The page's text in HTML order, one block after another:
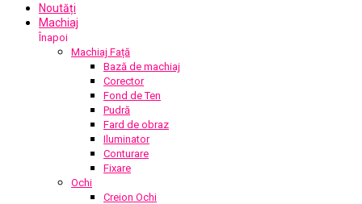
Noutăți
Machiaj
Înapoi
Machiaj Față
Bază de machiaj
Corector
Fond de Ten
Pudră
Fard de obraz
Iluminator
Conturare
Fixare
Ochi
Creion Ochi